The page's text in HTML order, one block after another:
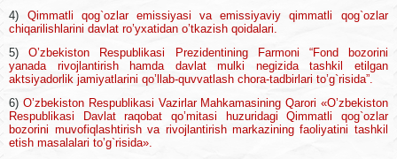
4) Qimmatli qog`ozlar emissiyasi va emissiyaviy qimmatli qog`ozlar
chiqarilishlarini davlat ro’yxatidan o’tkazish qoidalari.
5)O’zbekiston Respublikasi Prezidentining Farmoni “Fond bozorini
yanada rivojlantirish hamda davlat mulki negizida tashkil etilgan
aktsiyadorlik jamiyatlarini qo’llab-quvvatlash chora-tadbirlari to’g`risida”.
6)O’zbekiston Respublikasi Vazirlar Mahkamasining Qarori «O’zbekiston
Respublikasi Davlat raqobat qo’mitasi huzuridagi Qimmatli qog`ozlar
bozorini muvofiqlashtirish va rivojlantirish markazining faoliyatini tashkil
etish masalalari to’g`risida».